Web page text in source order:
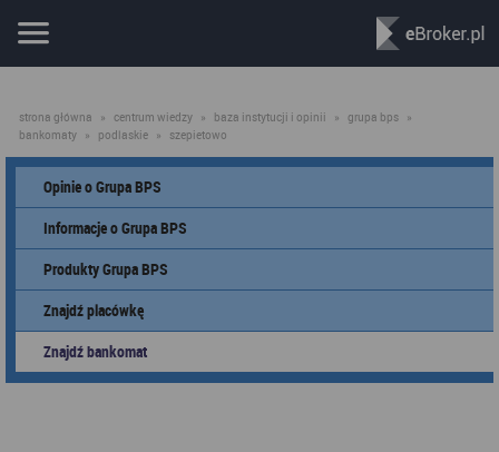
strona główna » centrum wiedzy » baza instytucji i opinii » grupa bps »
bankomaty » podlaskie » szepietowo
Opinie o Grupa BPS
Informacje o Grupa BPS
Produkty Grupa BPS
Znajdź placówkę
Znajdź bankomat